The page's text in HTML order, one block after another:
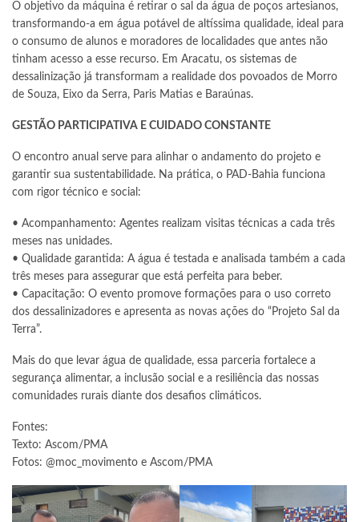
O objetivo da máquina é retirar o sal da água de poços artesianos,
transformando-a em água potável de altíssima qualidade, ideal para
o consumo de alunos e moradores de localidades que antes não
tinham acesso a esse recurso. Em Aracatu, os sistemas de
dessalinização já transformam a realidade dos povoados de Morro
de Souza, Eixo da Serra, Paris Matias e Baraúnas.
GESTÃO PARTICIPATIVA E CUIDADO CONSTANTE
O encontro anual serve para alinhar o andamento do projeto e
garantir sua sustentabilidade. Na prática, o PAD-Bahia funciona
com rigor técnico e social:
• Acompanhamento: Agentes realizam visitas técnicas a cada três
meses nas unidades.
• Qualidade garantida: A água é testada e analisada também a cada
três meses para assegurar que está perfeita para beber.
• Capacitação: O evento promove formações para o uso correto
dos dessalinizadores e apresenta as novas ações do “Projeto Sal da
Terra”.
Mais do que levar água de qualidade, essa parceria fortalece a
segurança alimentar, a inclusão social e a resiliência das nossas
comunidades rurais diante dos desafios climáticos.
Fontes:
Texto: Ascom/PMA
Fotos: @moc_movimento e Ascom/PMA